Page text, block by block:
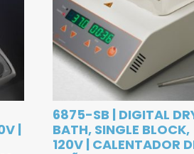
|
6875-SB | DIGITAL
BATH, SINGLE BLOCK,
120V | CALENTADOR